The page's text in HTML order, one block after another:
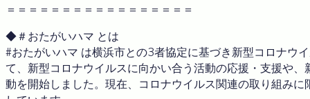
＝＝＝＝＝＝＝＝＝＝＝＝＝＝＝＝＝
◆＃おたがいハマ とは
#おたがいハマ は横浜市との3者協定に基づき新型コロナウ
て、新型コロナウイルスに向かい合う活動の応援・支援や
動を開始しました。現在、コロナウイルス関連の取り組み